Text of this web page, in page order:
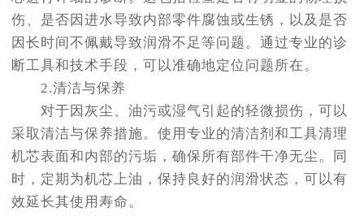
伤、是否因进水导致内部零件腐蚀或生锈，以及是否
因长时间不佩戴导致润滑不足等问题。通过专业的诊
断工具和技术手段，可以准确地定位问题所在。
2.清洁与保养
对于因灰尘、油污或湿气引起的轻微损伤，可以
采取清洁与保养措施。使用专业的清洁剂和工具清理
机芯表面和内部的污垢，确保所有部件干净无尘。同
时，定期为机芯上油，保持良好的润滑状态，可以有
效延长其使用寿命。